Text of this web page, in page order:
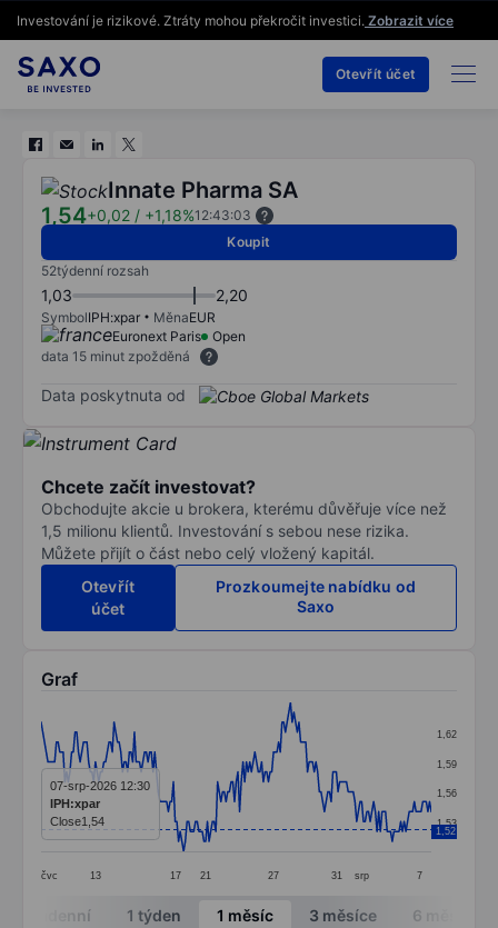
Investování je rizikové. Ztráty mohou překročit investici. Zobrazit více
Otevřít účet
Innate Pharma SA
1,54+0,02 / +1,18%12:43:03
Koupit
52týdenní rozsah
1,03 2,20
SymbolIPH:xpar MěnaEUR
Euronext Paris
Open
data 15 minut zpožděná
Data poskytnuta od
Chcete začít investovat?
Obchodujte akcie u brokera, kterému důvěřuje více než
1,5 milionu klientů. Investování s sebou nese rizika.
Můžete přijít o část nebo celý vložený kapitál.
Otevřít
účet
Prozkoumejte nabídku od
Saxo
Graf
Line chart with 231 data points.
The chart has 1 X axis displaying categories.
The chart has 1 Y axis displaying values. Data ranges
čvc 13 17 21 27 31 srp 7
1,53
1,56
1,59
1,62
1,52
07-srp-2026 12:30
IPH:xpar
Close1,54
End of interactive chart.
Intradenní 1 týden 1 měsíc 3 měsíce 6 měsíců